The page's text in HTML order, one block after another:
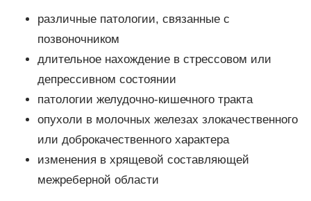
различные патологии, связанные с
позвоночником
длительное нахождение в стрессовом или
депрессивном состоянии
патологии желудочно-кишечного тракта
опухоли в молочных железах злокачественного
или доброкачественного характера
изменения в хрящевой составляющей
межреберной области